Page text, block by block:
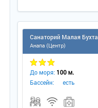
Санаторий Малая Бухта
Анапа (Центр)
До моря: 100 м.
Бассейн:
есть